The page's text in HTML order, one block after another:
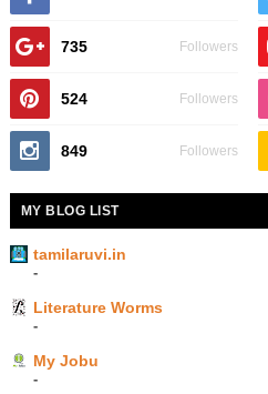
735 Followers
524 Followers
849 Followers
MY BLOG LIST
tamilaruvi.in
-
Literature Worms
-
My Jobu
-